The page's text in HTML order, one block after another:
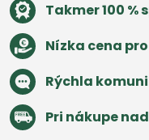
Takmer 100
Nízka cena
Rýchla
Pri nákupe